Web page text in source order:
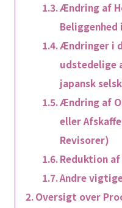
Ændring af
Beliggenhed
Ændringer i
udstedelige
japansk
Ændring af
eller
Revisorer)
Reduktion
Andre
Oversigt over